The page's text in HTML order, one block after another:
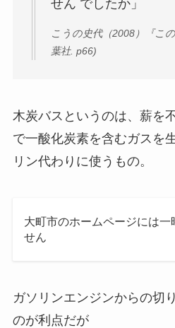
せん でしたか」
こうの史代（2008）『こ
葉社. p66)
木炭バスというのは、薪を
で一酸化炭素を含むガスを
リン代わりに使うもの。
大町市のホームページには一
せん
ガソリンエンジンからの切
のが利点だが